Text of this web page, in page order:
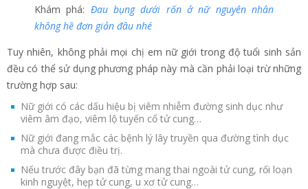
Khám phá: Đau bụng dưới rốn ở nữ nguyên nhân
không hề đơn giản đâu nhé
Tuy nhiên, không phải mọi chị em nữ giới trong độ tuổi sinh sản
đều có thể sử dụng phương pháp này mà cần phải loại trừ những
trường hợp sau:
Nữ giới có các dấu hiệu bị viêm nhiễm đường sinh dục như
viêm âm đạo, viêm lộ tuyến cổ tử cung…
Nữ giới đang mắc các bệnh lý lây truyền qua đường tình dục
mà chưa được điều trị.
Nếu trước đây bạn đã từng mang thai ngoài tử cung, rối loạn
kinh nguyệt, hẹp tử cung, u xơ tử cung…